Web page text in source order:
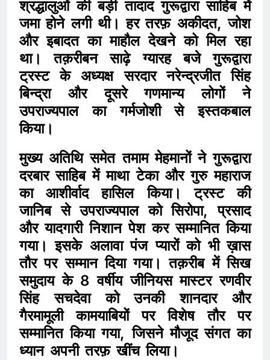
श्रद्धालुओं की बड़ी तादाद गुरूद्वारा साहिब में
जमा होने लगी थी। हर तरफ़ अकीदत, जोश
और इबादत का माहौल देखने को मिल रहा
था। तक़रीबन साढ़े ग्यारह बजे गुरूद्वारा
ट्रस्ट के अध्यक्ष सरदार नरेन्द्रजीत सिंह
बिन्द्रा और दूसरे गणमान्य लोगों ने
उपराज्यपाल का गर्मजोशी से इस्तकबाल
किया।
मुख्य अतिथि समेत तमाम मेहमानों ने गुरूद्वारा
दरबार साहिब में माथा टेका और गुरु महाराज
का आशीर्वाद हासिल किया। ट्रस्ट की
जानिब से उपराज्यपाल को सिरोपा, प्रसाद
और यादगारी निशान पेश कर सम्मानित किया
गया। इसके अलावा पंज प्यारों को भी ख़ास
तौर पर सम्मान दिया गया। तक़रीब में सिख
समुदाय के 8 वर्षीय जीनियस मास्टर रणवीर
सिंह सचदेवा को उनकी शानदार और
गैरमामूली कामयाबियों पर विशेष तौर पर
सम्मानित किया गया, जिसने मौजूद संगत का
ध्यान अपनी तरफ़ खींच लिया।